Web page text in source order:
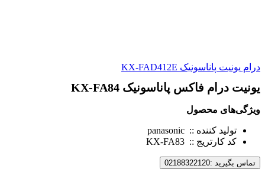
درام یونیت پاناسونیک KX-FAD412E
یونیت درام فاکس پاناسونیک KX-FA84
ویژگی‌های محصول
تولید کننده :: panasonic
کد کارتریج :: KX-FA83
تماس بگیرید :02188322120